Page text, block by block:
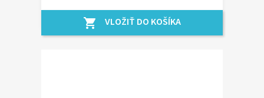
shopping_cart VLOŽIŤ DO KOŠÍKA